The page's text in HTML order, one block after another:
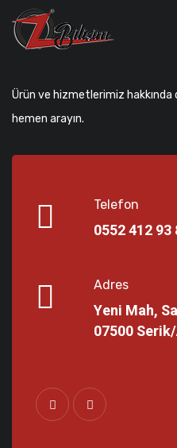
Ürün ve hizmetlerimiz hakkında
hemen arayın.
Telefon
0552 412 93
Adres
Yeni Mah,
07500